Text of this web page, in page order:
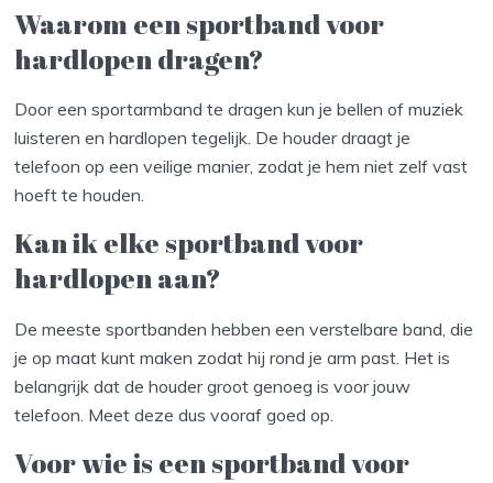
Waarom een sportband voor
hardlopen dragen?
Door een sportarmband te dragen kun je bellen of muziek
luisteren en hardlopen tegelijk. De houder draagt je
telefoon op een veilige manier, zodat je hem niet zelf vast
hoeft te houden.
Kan ik elke sportband voor
hardlopen aan?
De meeste sportbanden hebben een verstelbare band, die
je op maat kunt maken zodat hij rond je arm past. Het is
belangrijk dat de houder groot genoeg is voor jouw
telefoon. Meet deze dus vooraf goed op.
Voor wie is een sportband voor